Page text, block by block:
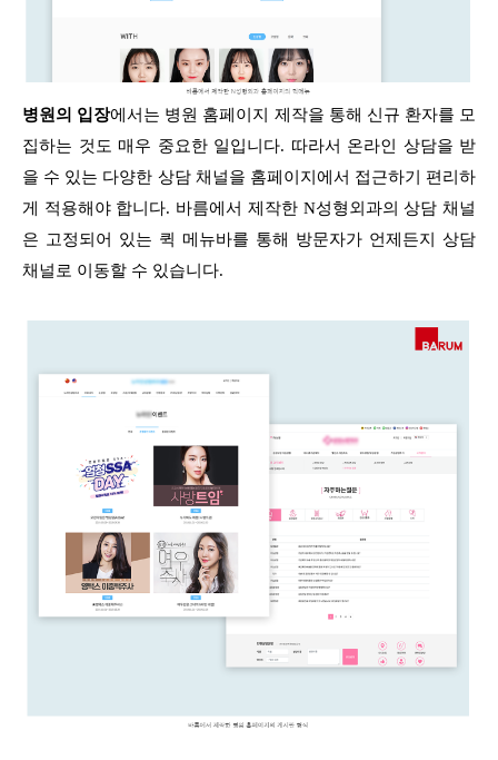
병원의 입장에서는 병원 홈페이지 제작을 통해 신규 환자를 모
집하는 것도 매우 중요한 일입니다. 따라서 온라인 상담을 받
을 수 있는 다양한 상담 채널을 홈페이지에서 접근하기 편리하
게 적용해야 합니다. 바름에서 제작한 N성형외과의 상담 채널
은 고정되어 있는 퀵 메뉴바를 통해 방문자가 언제든지 상담
채널로 이동할 수 있습니다.